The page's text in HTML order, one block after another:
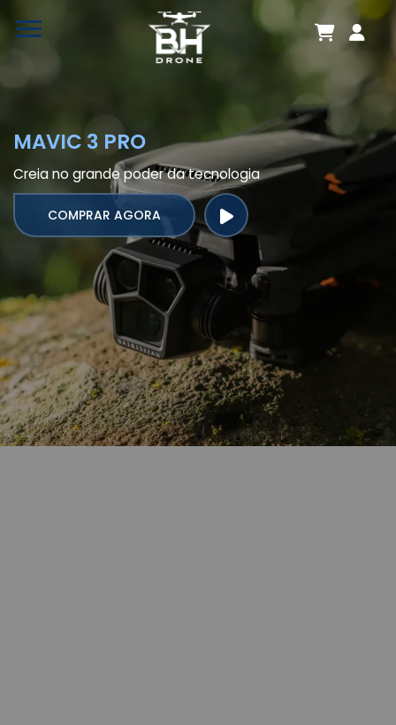
MAVIC 3 PRO
Creia no grande poder da tecnologia
COMPRAR AGORA